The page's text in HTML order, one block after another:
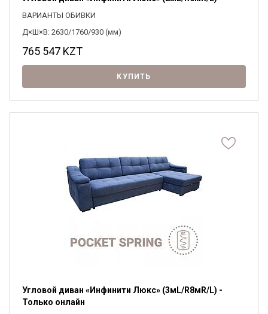
ВАРИАНТЫ ОБИВКИ
Д×Ш×В: 2630/1760/930 (мм)
765 547 KZT
КУПИТЬ
Угловой диван «Инфинити Люкс» (3мL/R8мR/L) -
Только онлайн